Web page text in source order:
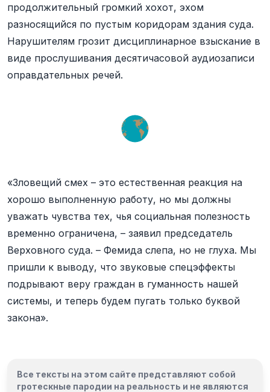
продолжительный громкий хохот, эхом
разносящийся по пустым коридорам здания суда.
Нарушителям грозит дисциплинарное взыскание в
виде прослушивания десятичасовой аудиозаписи
оправдательных речей.
«Зловещий смех – это естественная реакция на
хорошо выполненную работу, но мы должны
уважать чувства тех, чья социальная полезность
временно ограничена, – заявил председатель
Верховного суда. – Фемида слепа, но не глуха. Мы
пришли к выводу, что звуковые спецэффекты
подрывают веру граждан в гуманность нашей
системы, и теперь будем пугать только буквой
закона».
Все тексты на этом сайте представляют собой
гротескные пародии на реальность и не являются